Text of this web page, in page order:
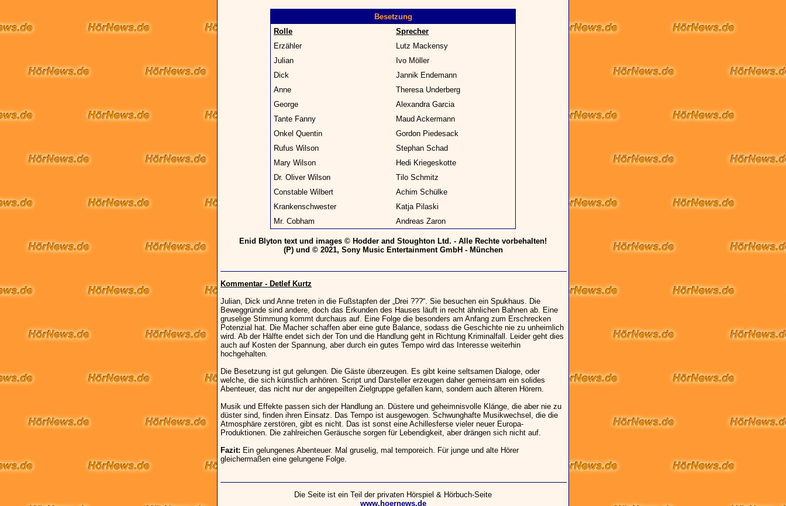
Besetzung
Rolle
Sprecher
Erzähler
Lutz Mackensy
Julian
Ivo Möller
Dick
Jannik Endemann
Anne
Theresa Underberg
George
Alexandra Garcia
Tante Fanny
Maud Ackermann
Onkel Quentin
Gordon Piedesack
Rufus Wilson
Stephan Schad
Mary Wilson
Hedi Kriegeskotte
Dr. Oliver Wilson
Tilo Schmitz
Constable Wilbert
Achim Schülke
Krankenschwester
Katja Pilaski
Mr. Cobham
Andreas Zaron
Enid Blyton text und images © Hodder and Stoughton Ltd. - Alle Rechte vorbehalten!
(P) und © 2021, Sony Music Entertainment GmbH - München
Kommentar - Detlef Kurtz
Julian, Dick und Anne treten in die Fußstapfen der „Drei ???“. Sie besuchen ein Spukhaus. Die
Beweggründe sind andere, doch das Erkunden des Hauses läuft in recht ähnlichen Bahnen ab. Eine
gruselige Stimmung kommt durchaus auf. Eine Folge die besonders am Anfang zum Erschrecken
Potenzial hat. Die Macher schaffen aber eine gute Balance, sodass die Geschichte nie zu unheimlich
wird. Ab der Hälfte endet sich der Ton und die Handlung geht in Richtung Kriminalfall. Leider geht dies
auch auf Kosten der Spannung, aber durch ein gutes Tempo wird das Interesse weiterhin
hochgehalten.
Die Besetzung ist gut gelungen. Die Gäste überzeugen. Es gibt keine seltsamen Dialoge, oder
welche, die sich künstlich anhören. Script und Darsteller erzeugen daher gemeinsam ein solides
Abenteuer, das nicht nur der angepeilten Zielgruppe gefallen kann, sondern auch älteren Hörern.
Musik und Effekte passen sich der Handlung an. Düstere und geheimnisvolle Klänge, die aber nie zu
düster sind, finden ihren Einsatz. Das Tempo ist ausgewogen. Schwunghafte Musikwechsel, die die
Atmosphäre zerstören, gibt es nicht. Das ist sonst eine Achillesferse vieler neuer Europa-
Produktionen. Die zahlreichen Geräusche sorgen für Lebendigkeit, aber drängen sich nicht auf.
Fazit: Ein gelungenes Abenteuer. Mal gruselig, mal temporeich. Für junge und alte Hörer
gleichermaßen eine gelungene Folge.
Die Seite ist ein Teil der privaten Hörspiel & Hörbuch-Seite
www.hoernews.de